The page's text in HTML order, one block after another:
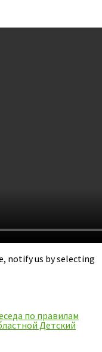
notify us by selecting
по правилам
Детский